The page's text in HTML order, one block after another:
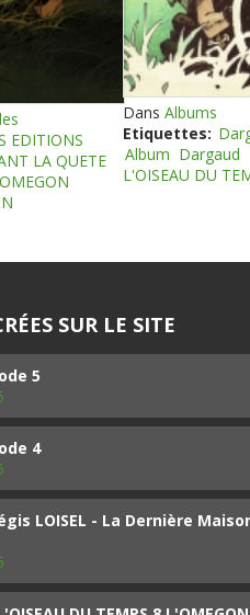
EDITIONS
LA QUETE
Dans Albums
Etiquettes:
Album Dargaud
L'OISEAU DU
SUR LE SITE
5
4
LOISEL - La Dernière